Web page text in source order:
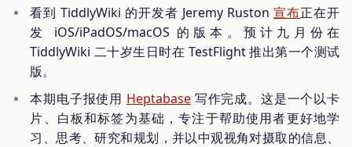
看到 TiddlyWiki 的开发者 Jeremy Ruston宣布正在开
发 iOS/iPadOS/macOS 的版本。预计九月份在
TiddlyWiki 二十岁生日时在 TestFlight 推出第一个测试
版。
本期电子报使用 Heptabase写作完成。这是一个以卡
片、白板和标签为基础，专注于帮助使用者更好地学
习、思考、研究和规划，并以中观视角对摄取的信息、